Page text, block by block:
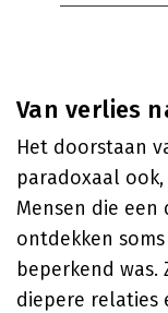
Van verlies
Het doorstaan
paradoxaal
Mensen die
ontdekken
beperkend
diepere relaties